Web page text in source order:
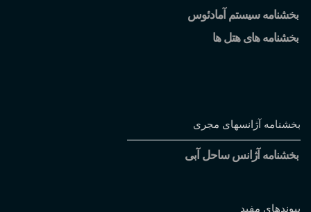
بخشنامه سیستم آمادئوس
بخشنامه های هتل ها
بخشنامه آژانسهای مجری
بخشنامه آژانس ساحل آبی
پیوندهای مفید